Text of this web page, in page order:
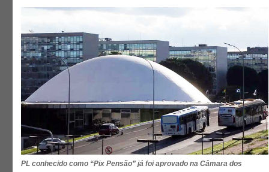
PL conhecido como “Pix Pensão” já foi aprovado na Câmara dos